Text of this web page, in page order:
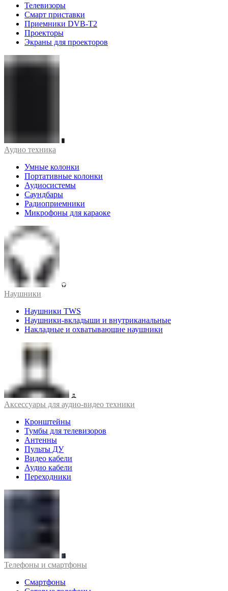
Телевизоры
Смарт приставки
Приемники DVB-T2
Проекторы
Экраны для проекторов
Аудио техника
Умные колонки
Портативные колонки
Аудиосистемы
Саундбары
Радиоприемники
Микрофоны для караоке
Наушники
Наушники TWS
Наушники-вкладыши и внутриканальные
Накладные и охватывающие наушники
Аксессуары для аудио-видео техники
Кронштейны
Тумбы для телевизоров
Антенны
Пульты ДУ
Видео кабели
Аудио кабели
Переходники
Телефоны и смартфоны
Смартфоны